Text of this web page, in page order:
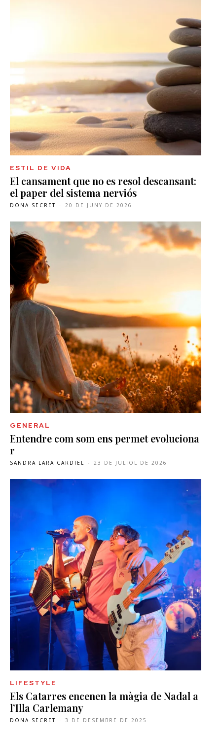
ESTIL DE VIDA
El cansament que no es resol descansant:
el paper del sistema nerviós
DONA SECRET - 20 DE JUNY DE 2026
GENERAL
Entendre com som ens permet evoluciona
r
SANDRA LARA CARDIEL - 23 DE JULIOL DE 2026
LIFESTYLE
Els Catarres encenen la màgia de Nadal a
l’Illa Carlemany
DONA SECRET - 3 DE DESEMBRE DE 2025